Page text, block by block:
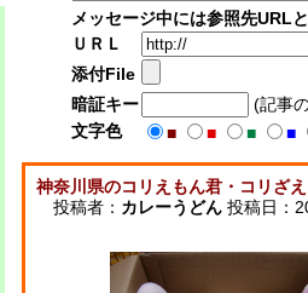
メッセージ中には参照先URL
ＵＲＬ
添付File
暗証キー
(記事
文字色
■ ■ ■ ■
神奈川県のコリえもん君・コリざ
投稿者： カレーうどん 投稿日：